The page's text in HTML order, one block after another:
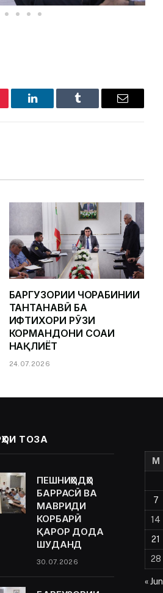
LinkedIn Tumblr Email
БАРГУЗОРИИ ЧОРАБИНИИ
ТАНТАНАВӢ БА
ИФТИХОРИ РӮЗИ
КОРМАНДОНИ СОҲАИ
НАҚЛИЁТ
24.07.2026
ТОЗА
ПЕШНИҲОДҲО
БАРРАСӢ ВА
МАВРИДИ
КОРБАРӢ
ҚАРОР ДОДА
ШУДАНД
30.07.2026
M
7
14
21
28
« Jun